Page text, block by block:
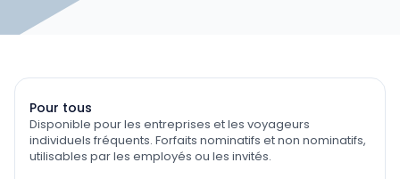
Pour tous
Disponible pour les entreprises et les voyageurs
individuels fréquents. Forfaits nominatifs et non nominatifs,
utilisables par les employés ou les invités.